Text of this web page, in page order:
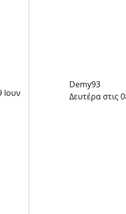
Ιουν
Demy93
Δευτέρα στις